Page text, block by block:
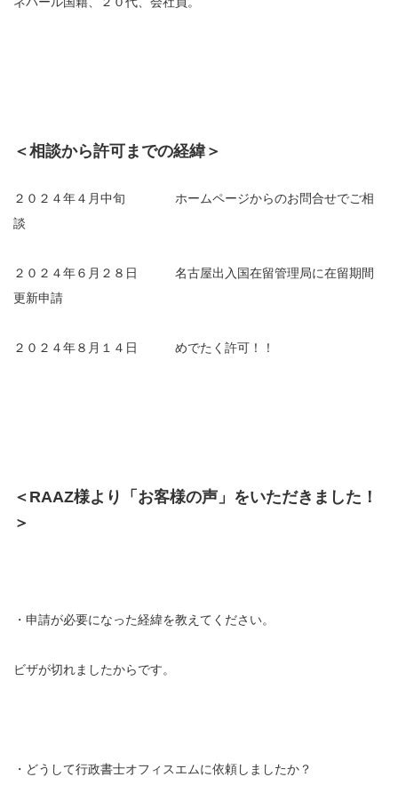
＜相談から許可までの経緯＞
２０２４年４月中旬 ホームページからのお問合せでご相
談
２０２４年６月２８日 名古屋出入国在留管理局に在留期間
更新申請
２０２４年８月１４日 めでたく許可！！
＜RAAZ様より「お客様の声」をいただきました！
＞
・申請が必要になった経緯を教えてください。
ビザが切れましたからです。
・どうして行政書士オフィスエムに依頼しましたか？